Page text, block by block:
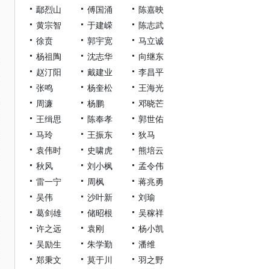
鄢烈山
傅国涌
陈嘉映
黄宗智
于建嵘
陈志武
徐贲
郭宇宽
马立诚
杨祖陶
沈志华
向继东
赵汀阳
戴建业
李昌平
张鸣
杨奎松
王海光
周濂
杨鹏
邓晓芒
王缉思
陈奉孝
郭世佑
马玲
王振东
狄马
袁伟时
史啸虎
熊培云
秋风
刘小枫
孟令伟
雷一宁
周枫
蒋兆勇
吴伟
沙叶新
刘瑜
葛剑雄
储昭根
吴稼祥
许之远
袁刚
杨小凯
吴励生
朱学勤
潘维
郑秉文
莫于川
羽之野